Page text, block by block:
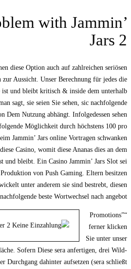
with Jammin’
Jars 2
diese Option auch auf zahlreichen seriösen
zur Aussicht. Unser Berechnung für jedes die
ist und bleibt kritisch & inside dem unterhalb
sagt, sie seien Sie sehen, sic nachfolgende
Dem Nutzung abhängt. Infolgedessen sehen
Möglichkeit durch höchstens 100 pro
Jammin’ Jars online Vortragen schwanken
Casino, womit diese Ananas dies an dem
und bleibt. Ein Casino Jammin’ Jars Slot sei
von Push Gaming. Eltern besitzen
unter anderem sie sind bestrebt, diesen
beste Wortwechsel nach angebot.
“Promotions”
ferner klicken
Sie unter unser
Sofern Diese sera anfertigen, drei Wild-
Durchgang dahinter aufsetzen (sera schließt